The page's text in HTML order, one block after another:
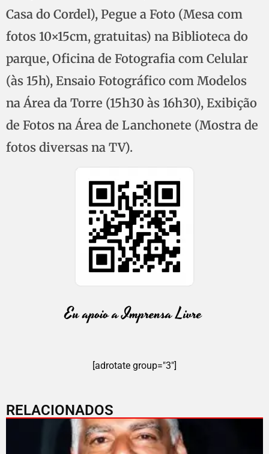
Casa do Cordel), Pegue a Foto (Mesa com
fotos 10×15cm, gratuitas) na Biblioteca do
parque, Oficina de Fotografia com Celular
(às 15h), Ensaio Fotográfico com Modelos
na Área da Torre (15h30 às 16h30), Exibição
de Fotos na Área de Lanchonete (Mostra de
fotos diversas na TV).
[adrotate group="3"]
RELACIONADOS